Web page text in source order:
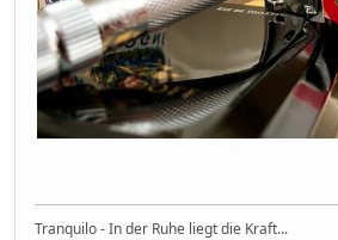
Tranquilo - In der Ruhe liegt die Kraft...